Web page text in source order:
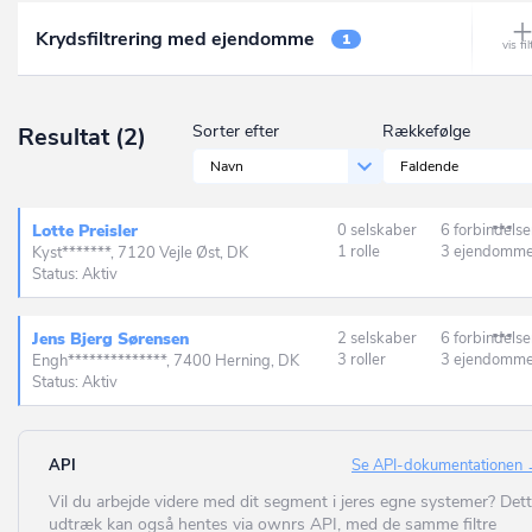
Frederikssund
Furesø
Gentofte
Greve
Gribskov
Guldborgsund
Haderslev
Hedensted
Helsingør
Allerød
Allinge
Ålsgårde
Anholt
Ansager
Arden
Årre
Asaa
Krydsfiltrering med ejendomme 1
Resultat (2) Sorter efter
Navn
Rækkefølge
Faldende
Lotte Preisler
Kyst*******, 7120 Vejle Øst, DK
Status: Aktiv
0 selskaber
1 rolle
6
3
Jens Bjerg Sørensen
Engh**************, 7400 Herning, DK
Status: Aktiv
2 selskaber
3 roller
6
3
API Se API-dokumentationen
Vil du arbejde videre med dit segment i jeres egne systemer?
udtræk kan også hentes via ownrs API, med de samme filtre